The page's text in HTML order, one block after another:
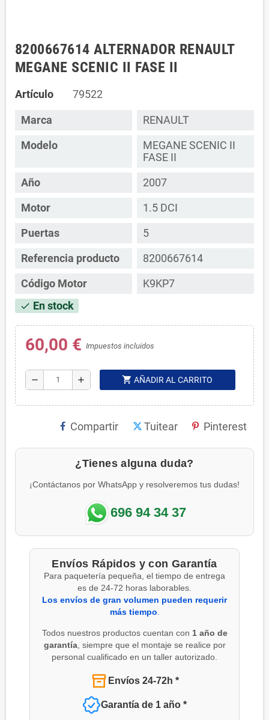
8200667614 ALTERNADOR RENAULT
MEGANE SCENIC II FASE II
Artículo 79522
Marca
RENAULT
Modelo
MEGANE SCENIC II
FASE II
Año
2007
Motor
1.5 DCI
Puertas
5
Referencia producto
8200667614
Código Motor
K9KP7
check En stock
60,00 € Impuestos incluidos
remove add shopping_cart AÑADIR AL CARRITO
Compartir Tuitear Pinterest
¿Tienes alguna duda?
¡Contáctanos por WhatsApp y resolveremos tus dudas!
696 94 34 37
Envíos Rápidos y con Garantía
Para paquetería pequeña, el tiempo de entrega
es de 24-72 horas laborables.
Los envíos de gran volumen pueden requerir
más tiempo
Todos nuestros productos cuentan con 1 año de
garantía, siempre que el montaje se realice por
personal cualificado en un taller autorizado.
Envíos 24-72h *
Garantía de 1 año *